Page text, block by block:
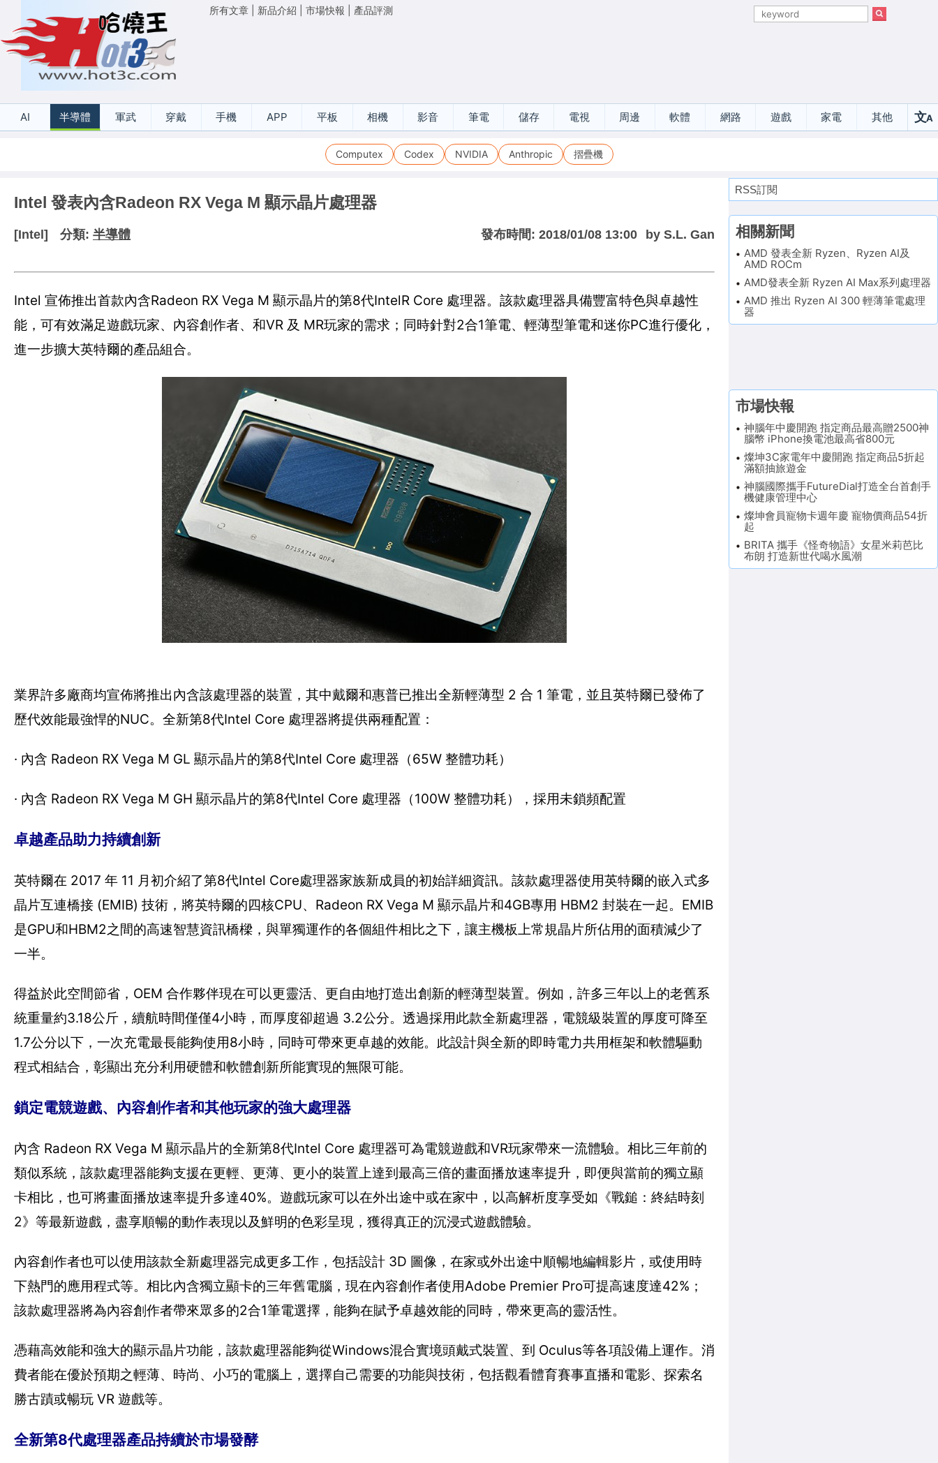
所有文章 新品介紹 市場快報 產品評測
AI 半導體 軍武 穿戴 手機 APP 平板 相機 影音 筆電 儲存 電視 周邊 軟體 網路 遊戲 家電 其他 文A
Computex Codex NVIDIA Anthropic 摺疊機
Intel 發表內含Radeon RX Vega M 顯示晶片處理器
[Intel] 分類: 半導體 發布時間: 2018/01/08 13:00 by S.L. Gan
Intel 宣佈推出首款內含Radeon RX Vega M 顯示晶片的第8代IntelR Core 處理器。該款處理器具備豐富特色與卓越性
能，可有效滿足遊戲玩家、內容創作者、和VR 及 MR玩家的需求；同時針對2合1筆電、輕薄型筆電和迷你PC進行優化，
進一步擴大英特爾的產品組合。
業界許多廠商均宣佈將推出內含該處理器的裝置，其中戴爾和惠普已推出全新輕薄型 2 合 1 筆電，並且英特爾已發佈了
歷代效能最強悍的NUC。全新第8代Intel Core 處理器將提供兩種配置：
· 內含 Radeon RX Vega M GL 顯示晶片的第8代Intel Core 處理器（65W 整體功耗）
· 內含 Radeon RX Vega M GH 顯示晶片的第8代Intel Core 處理器（100W 整體功耗），採用未鎖頻配置
卓越產品助力持續創新
英特爾在 2017 年 11 月初介紹了第8代Intel Core處理器家族新成員的初始詳細資訊。該款處理器使用英特爾的嵌入式多
晶片互連橋接 (EMIB) 技術，將英特爾的四核CPU、Radeon RX Vega M 顯示晶片和4GB專用 HBM2 封裝在一起。EMIB
是GPU和HBM2之間的高速智慧資訊橋樑，與單獨運作的各個組件相比之下，讓主機板上常規晶片所佔用的面積減少了
一半。
得益於此空間節省，OEM 合作夥伴現在可以更靈活、更自由地打造出創新的輕薄型裝置。例如，許多三年以上的老舊系
統重量約3.18公斤，續航時間僅僅4小時，而厚度卻超過 3.2公分。透過採用此款全新處理器，電競級裝置的厚度可降至
1.7公分以下，一次充電最長能夠使用8小時，同時可帶來更卓越的效能。此設計與全新的即時電力共用框架和軟體驅動
程式相結合，彰顯出充分利用硬體和軟體創新所能實現的無限可能。
鎖定電競遊戲、內容創作者和其他玩家的強大處理器
內含 Radeon RX Vega M 顯示晶片的全新第8代Intel Core 處理器可為電競遊戲和VR玩家帶來一流體驗。相比三年前的
類似系統，該款處理器能夠支援在更輕、更薄、更小的裝置上達到最高三倍的畫面播放速率提升，即便與當前的獨立顯
卡相比，也可將畫面播放速率提升多達40%。遊戲玩家可以在外出途中或在家中，以高解析度享受如《戰鎚：終結時刻
2》等最新遊戲，盡享順暢的動作表現以及鮮明的色彩呈現，獲得真正的沉浸式遊戲體驗。
內容創作者也可以使用該款全新處理器完成更多工作，包括設計 3D 圖像，在家或外出途中順暢地編輯影片，或使用時
下熱門的應用程式等。相比內含獨立顯卡的三年舊電腦，現在內容創作者使用Adobe Premier Pro可提高速度達42%；
該款處理器將為內容創作者帶來眾多的2合1筆電選擇，能夠在賦予卓越效能的同時，帶來更高的靈活性。
憑藉高效能和強大的顯示晶片功能，該款處理器能夠從Windows混合實境頭戴式裝置、到 Oculus等各項設備上運作。消
費者能在優於預期之輕薄、時尚、小巧的電腦上，選擇自己需要的功能與技術，包括觀看體育賽事直播和電影、探索名
勝古蹟或暢玩 VR 遊戲等。
全新第8代處理器產品持續於市場發酵
RSS訂閱
相關新聞
AMD 發表全新 Ryzen、Ryzen AI及
AMD ROCm
AMD發表全新 Ryzen AI Max系列處理器
AMD 推出 Ryzen AI 300 輕薄筆電處理
器
市場快報
神腦年中慶開跑 指定商品最高贈2500神
腦幣 iPhone換電池最高省800元
燦坤3C家電年中慶開跑 指定商品5折起
滿額抽旅遊金
神腦國際攜手FutureDial打造全台首創手
機健康管理中心
燦坤會員寵物卡週年慶 寵物價商品54折
起
BRITA 攜手《怪奇物語》女星米莉芭比
布朗 打造新世代喝水風潮